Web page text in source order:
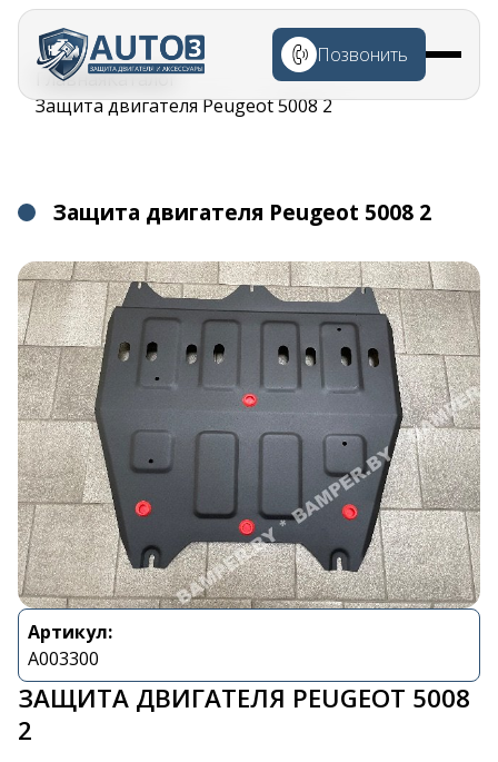
Перейти к
основному
содержанию
Позвонить
Строка
навигации
ГлавнаяКаталог
Защита двигателя Peugeot 5008 2
Защита двигателя Peugeot 5008 2
Артикул:
A003300
ЗАЩИТА ДВИГАТЕЛЯ PEUGEOT 5008
2